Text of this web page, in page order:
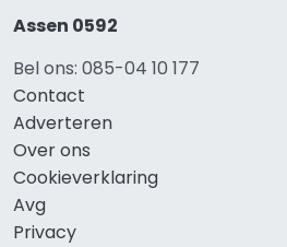
Assen 0592
Bel ons: 085-04 10 177
Contact
Adverteren
Over ons
Cookieverklaring
Avg
Privacy